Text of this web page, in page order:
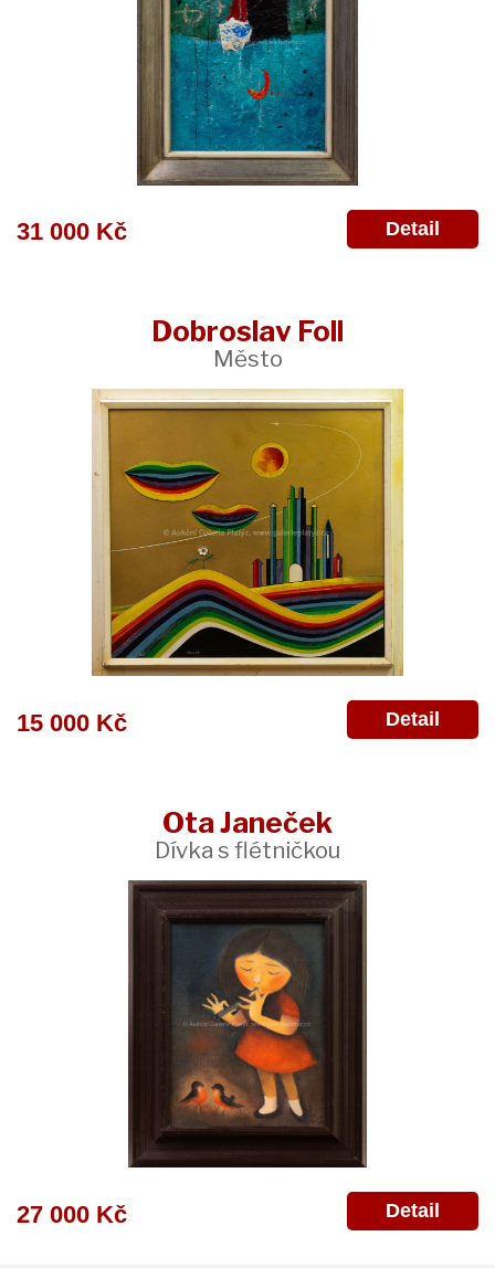
31 000 Kč Detail
Dobroslav Foll
Město
15 000 Kč Detail
Ota Janeček
Dívka s flétničkou
27 000 Kč Detail